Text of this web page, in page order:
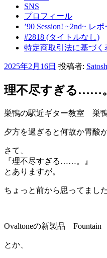
SNS
プロフィール
’90 Session! ~2nd~ レポ
#2818 (タイトルなし)
特定商取引法に基づく
投
日:
2025年2月16日 投稿者:
理不尽すぎる……。
巣鴨の駅近ギター教室 巣鴨
夕方を過ぎると何故か胃酸
さて、
『理不尽すぎる……。』
とありますが。
ちょっと前から思ってまし
Ovaltoneの新製品 Fountain
とか、